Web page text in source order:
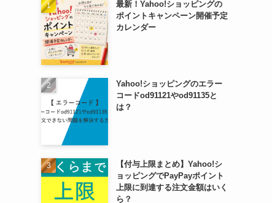
最新！Yahoo!ショッピングの
ポイントキャンペーン開催予定
カレンダー
Yahoo!ショッピングのエラー
コードod91121やod91135と
は？
【付与上限まとめ】Yahoo!シ
ョッピングでPayPayポイント
上限に到達する注文金額はいく
ら？